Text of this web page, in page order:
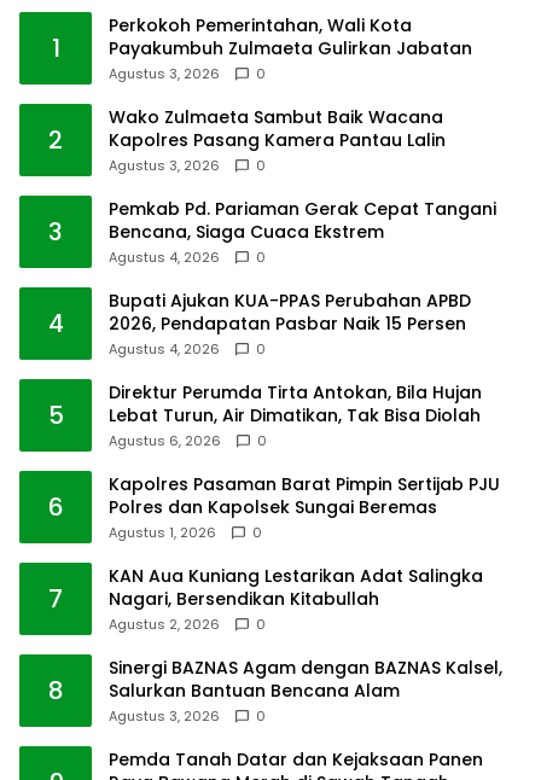
1
Perkokoh Pemerintahan, Wali Kota
Payakumbuh Zulmaeta Gulirkan Jabatan
Agustus 3, 2026 0
2
Wako Zulmaeta Sambut Baik Wacana
Kapolres Pasang Kamera Pantau Lalin
Agustus 3, 2026 0
3
Pemkab Pd. Pariaman Gerak Cepat Tangani
Bencana, Siaga Cuaca Ekstrem
Agustus 4, 2026 0
4
Bupati Ajukan KUA-PPAS Perubahan APBD
2026, Pendapatan Pasbar Naik 15 Persen
Agustus 4, 2026 0
5
Direktur Perumda Tirta Antokan, Bila Hujan
Lebat Turun, Air Dimatikan, Tak Bisa Diolah
Agustus 6, 2026 0
6
Kapolres Pasaman Barat Pimpin Sertijab PJU
Polres dan Kapolsek Sungai Beremas
Agustus 1, 2026 0
7
KAN Aua Kuniang Lestarikan Adat Salingka
Nagari, Bersendikan Kitabullah
Agustus 2, 2026 0
8
Sinergi BAZNAS Agam dengan BAZNAS Kalsel,
Salurkan Bantuan Bencana Alam
Agustus 3, 2026 0
Pemda Tanah Datar dan Kejaksaan Panen